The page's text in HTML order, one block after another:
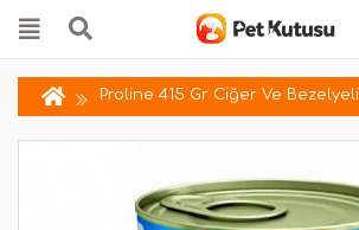
Proline 415 Gr Ciğer Ve Bezelyeli